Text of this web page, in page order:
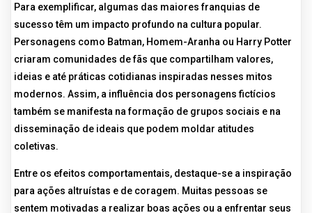
Para exemplificar, algumas das maiores franquias de
sucesso têm um impacto profundo na cultura popular.
Personagens como Batman, Homem-Aranha ou Harry Potter
criaram comunidades de fãs que compartilham valores,
ideias e até práticas cotidianas inspiradas nesses mitos
modernos. Assim, a influência dos personagens fictícios
também se manifesta na formação de grupos sociais e na
disseminação de ideais que podem moldar atitudes
coletivas.
Entre os efeitos comportamentais, destaque-se a inspiração
para ações altruístas e de coragem. Muitas pessoas se
sentem motivadas a realizar boas ações ou a enfrentar seus